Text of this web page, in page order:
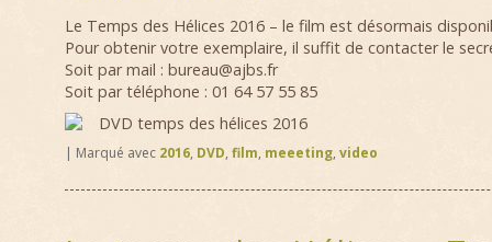
Le Temps des Hélices 2016 – le film est désormais
Pour obtenir votre exemplaire, il suffit de contacter le
Soit par mail : bureau@ajbs.fr
Soit par téléphone : 01 64 57 55 85
DVD temps des hélices 2016
Marqué avec 2016, DVD, film, meeeting, video